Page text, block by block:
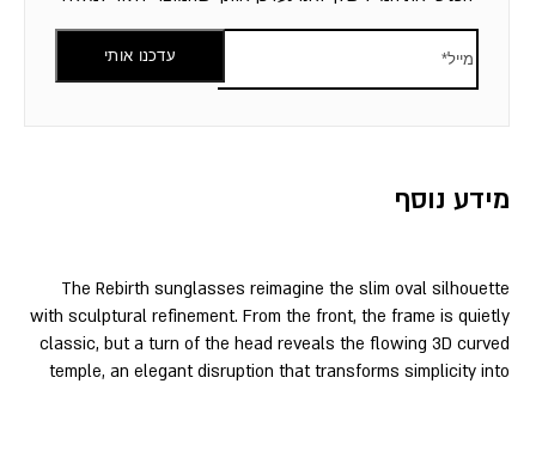
עדכנו אותי
מידע נוסף
The Rebirth sunglasses reimagine the slim oval silhouette
with sculptural refinement. From the front, the frame is quietly
classic, but a turn of the head reveals the flowing 3D curved
temple, an elegant disruption that transforms simplicity into